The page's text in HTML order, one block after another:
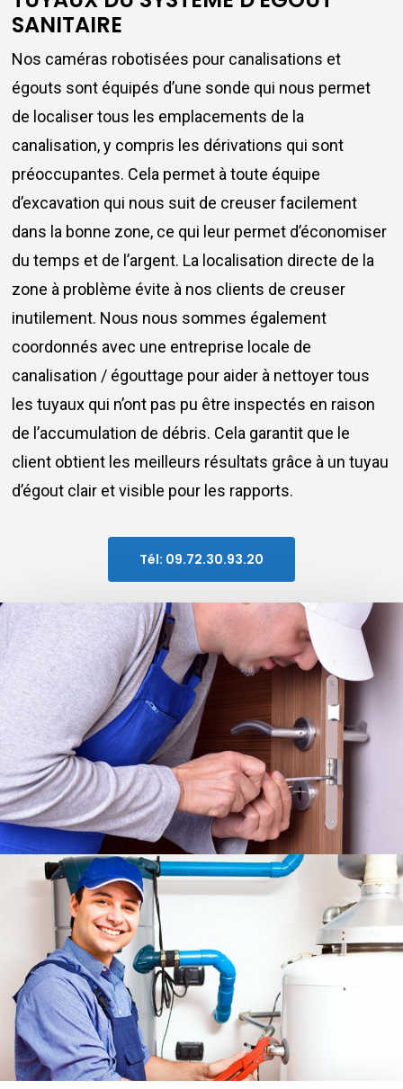
SANITAIRE
Nos caméras robotisées pour canalisations et
égouts sont équipés d’une sonde qui nous permet
de localiser tous les emplacements de la
canalisation, y compris les dérivations qui sont
préoccupantes. Cela permet à toute équipe
d’excavation qui nous suit de creuser facilement
dans la bonne zone, ce qui leur permet d’économiser
du temps et de l’argent. La localisation directe de la
zone à problème évite à nos clients de creuser
inutilement. Nous nous sommes également
coordonnés avec une entreprise locale de
canalisation / égouttage pour aider à nettoyer tous
les tuyaux qui n’ont pas pu être inspectés en raison
de l’accumulation de débris. Cela garantit que le
client obtient les meilleurs résultats grâce à un tuyau
d’égout clair et visible pour les rapports.
Tél: 09.72.30.93.20